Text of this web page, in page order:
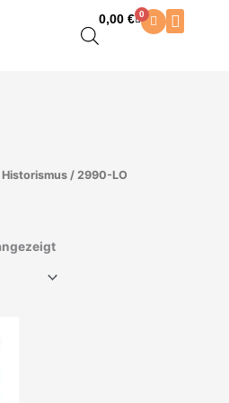
0,00€ 0
Warenkorb
/ 2990-LO